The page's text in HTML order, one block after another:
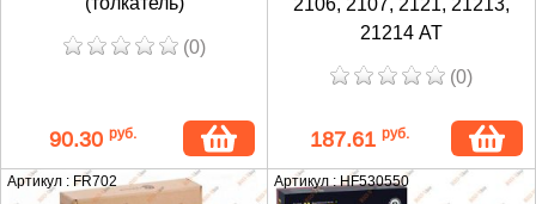
(0)
90.30 руб.
21214 АТ
(0)
187.61 руб.
Артикул : FR702 Артикул : HF530550